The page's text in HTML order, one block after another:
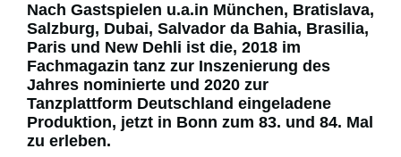
Nach Gastspielen u.a.in München, Bratislava,
Salzburg, Dubai, Salvador da Bahia, Brasilia,
Paris und New Dehli ist die, 2018 im
Fachmagazin tanz zur Inszenierung des
Jahres nominierte und 2020 zur
Tanzplattform Deutschland eingeladene
Produktion, jetzt in Bonn zum 83. und 84. Mal
zu erleben.